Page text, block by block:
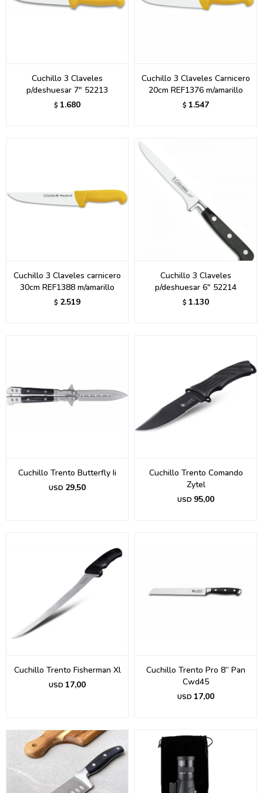
Cuchillo 3 Claveles
p/deshuesar 7" 52213
$ 1.680
Cuchillo 3 Claveles Carnicero
20cm REF1376 m/amarillo
$ 1.547
Cuchillo 3 Claveles carnicero
30cm REF1388 m/amarillo
$ 2.519
Cuchillo 3 Claveles
p/deshuesar 6" 52214
$ 1.130
Cuchillo Trento Butterfly Ii
USD 29,50
Cuchillo Trento Comando
Zytel
USD 95,00
Cuchillo Trento Fisherman Xl
USD 17,00
Cuchillo Trento Pro 8” Pan
Cwd45
USD 17,00